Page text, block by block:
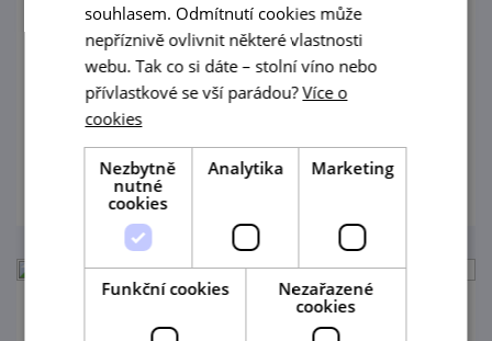
14. 8. '26
Hudební večer v Zahrádce U Zajíce v
Mikulově.
prohlédnout
Degustace vinařství Orisek
souhlasem. Odmítnutí cookies může
nepříznivě ovlivnit některé vlastnosti
webu. Tak co si dáte – stolní víno nebo
přívlastkové se vší parádou?Více o
cookies
Nezbytně
nutné
cookies
Analytika Marketing
Funkční cookies
Nezařazené
cookies